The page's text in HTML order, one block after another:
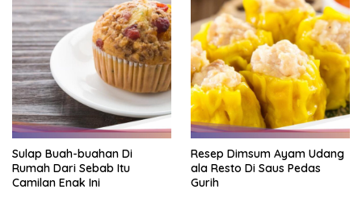
Sulap Buah-buahan Di
Rumah Dari Sebab Itu
Camilan Enak Ini
Resep Dimsum Ayam Udang
ala Resto Di Saus Pedas
Gurih